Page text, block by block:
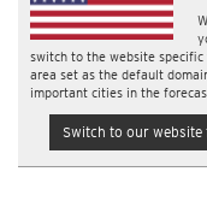
switch to the website
area set as the default
important cities in the
Switch to our website